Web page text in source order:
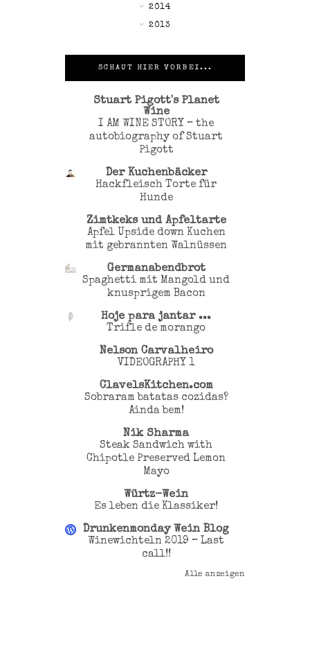
►2014
►2013
SCHAUT HIER VORBEI...
Stuart Pigott's Planet
Wine
I AM WINE STORY – the
autobiography of Stuart
Pigott
Der Kuchenbäcker
Hackfleisch Torte für
Hunde
Zimtkeks und Apfeltarte
Apfel Upside down Kuchen
mit gebrannten Walnüssen
Germanabendbrot
Spaghetti mit Mangold und
knusprigem Bacon
Hoje para jantar ...
Trifle de morango
Nelson Carvalheiro
VIDEOGRAPHY 1
ClavelsKitchen.com
Sobraram batatas cozidas?
Ainda bem!
Nik Sharma
Steak Sandwich with
Chipotle Preserved Lemon
Mayo
Würtz-Wein
Es leben die Klassiker!
Drunkenmonday Wein Blog
Winewichteln 2019 – Last
call!!
Alle anzeigen